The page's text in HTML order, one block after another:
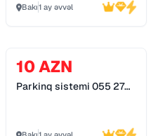
Bakı1 ay əvvəl
10 AZN
Parkinq sistemi 055 272